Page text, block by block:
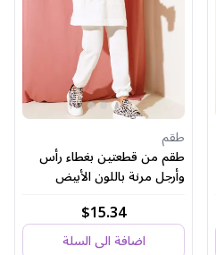
طقم
طقم من قطعتين بغطاء رأس
وأرجل مرنة باللون الأبيض
$15.34
اضافة الى السلة